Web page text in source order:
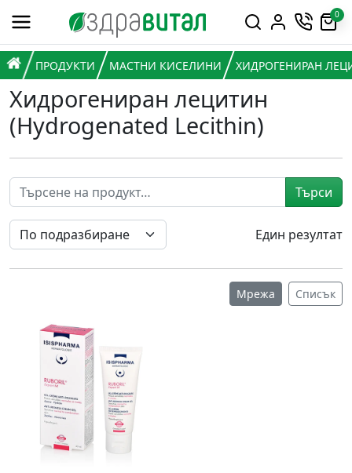
Премини към съдържанието
Горна навигация
0
Главна навигация
НАЧАЛО
ПРОДУКТИ МАСТНИ КИСЕЛИНИ ХИДРОГЕНИРАН
Хидрогениран лецитин
(Hydrogenated Lecithin)
Един резултат
Търси
Мрежа Списък